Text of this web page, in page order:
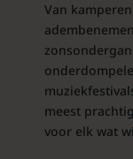
Van
meest
voor elk wat